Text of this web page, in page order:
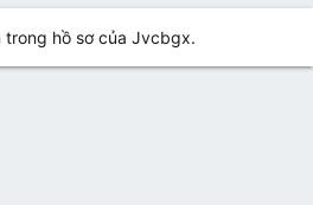
trong hồ sơ của Jvcbgx.